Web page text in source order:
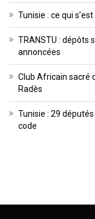
Tunisie : ce qui
TRANSTU : dépôts
annoncées
Club Africain sacré
Radès
Tunisie : 29
code